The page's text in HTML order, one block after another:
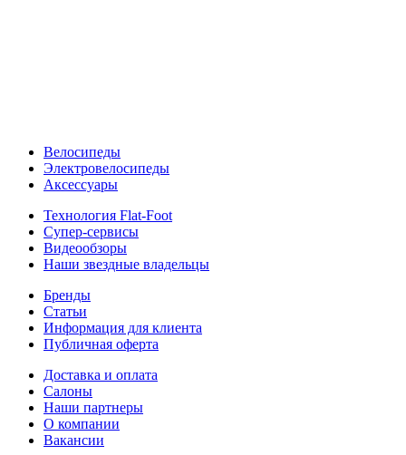
Велосипеды
Электровелосипеды
Аксессуары
Технология Flat-Foot
Супер-сервисы
Видеообзоры
Наши звездные владельцы
Бренды
Статьи
Информация для клиента
Публичная оферта
Доставка и оплата
Салоны
Наши партнеры
О компании
Вакансии